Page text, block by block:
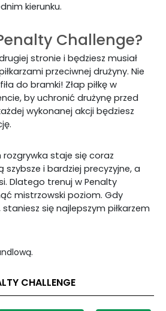
kierunku.
Challenge?
stronie i będziesz musiał
przeciwnej drużyny. Nie
do bramki! Złap piłkę w
by uchronić drużynę przed
wykonanej akcji będziesz
staje się coraz
szybsze i bardziej precyzyjne, a
Dlatego trenuj w Penalty
mistrzowski poziom. Gdy
staniesz się najlepszym piłkarzem
CHALLENGE